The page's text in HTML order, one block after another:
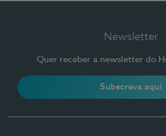
Newsletter
Quer receber a newsletter do
Subscreva aqui